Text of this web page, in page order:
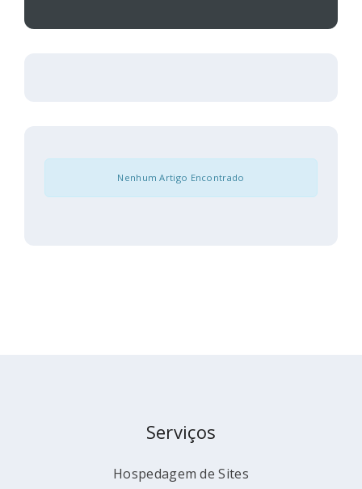
Nenhum Artigo Encontrado
Serviços
Hospedagem de Sites